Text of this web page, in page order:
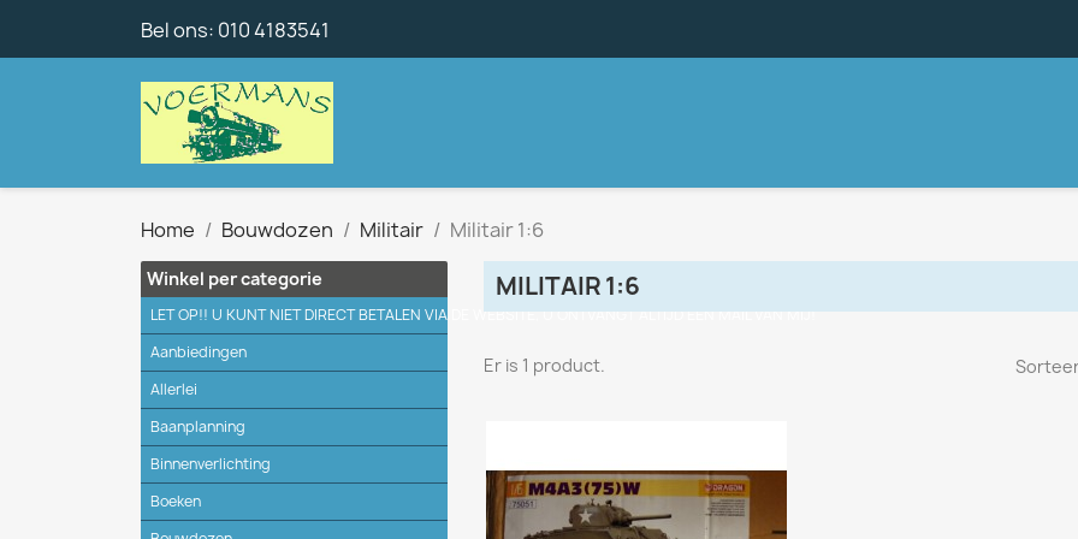
Bel ons: 010 4183541
Home Bouwdozen Militair Militair 1:6
Winkel per categorie
LET OP!! U KUNT NIET DIRECT BETALEN VIA DE WEBSITE, U ONTVANGT ALTIJD EEN MAIL VAN MIJ!
Aanbiedingen
Allerlei
Baanplanning
Binnenverlichting
Boeken
MILITAIR 1:6
Er is 1 product.